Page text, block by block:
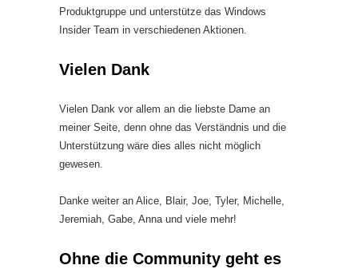
Produktgruppe und unterstütze das Windows
Insider Team in verschiedenen Aktionen.
Vielen Dank
Vielen Dank vor allem an die liebste Dame an
meiner Seite, denn ohne das Verständnis und die
Unterstützung wäre dies alles nicht möglich
gewesen.
Danke weiter an Alice, Blair, Joe, Tyler, Michelle,
Jeremiah, Gabe, Anna und viele mehr!
Ohne die Community geht es